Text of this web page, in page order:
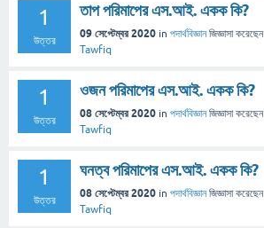
1
উত্তর
তাপ পরিমাপের এস.আই. একক কি?
09 সেপ্টেম্বর 2020 in পদার্থবিজ্ঞান জিজ্ঞাসা করেছেন
Tawfiq
1
উত্তর
ওজন পরিমাপের এস.আই. একক কি?
08 সেপ্টেম্বর 2020 in পদার্থবিজ্ঞান জিজ্ঞাসা করেছেন
Tawfiq
1
উত্তর
ঘনত্ব পরিমাপের এস.আই. একক কি?
08 সেপ্টেম্বর 2020 in পদার্থবিজ্ঞান জিজ্ঞাসা করেছেন
Tawfiq